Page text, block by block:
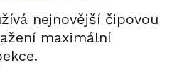
nejnovější čipovou
maximální